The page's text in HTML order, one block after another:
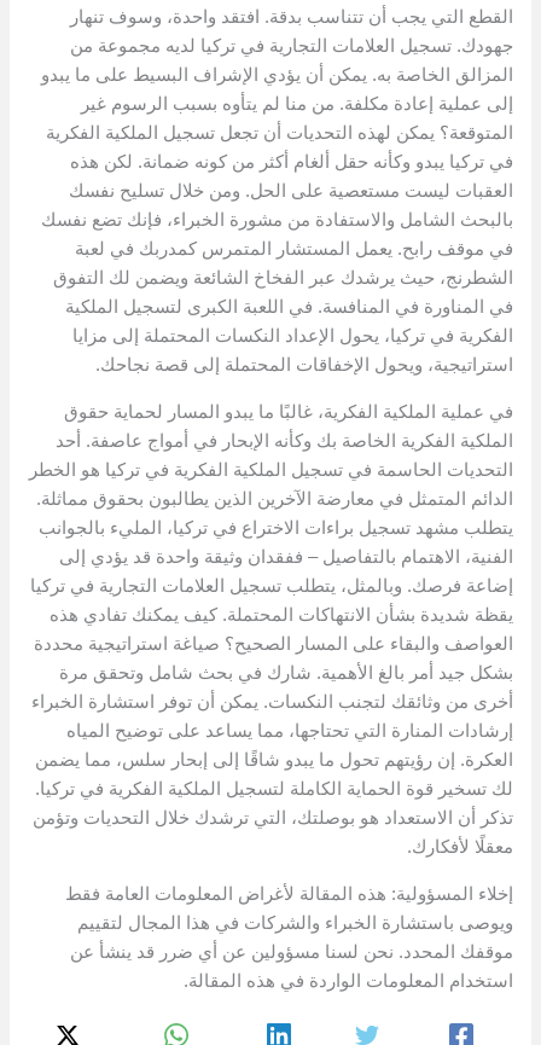
القطع التي يجب أن تتناسب بدقة. افتقد واحدة، وسوف تنهار
جهودك. تسجيل العلامات التجارية في تركيا لديه مجموعة من
المزالق الخاصة به. يمكن أن يؤدي الإشراف البسيط على ما يبدو
إلى عملية إعادة مكلفة. من منا لم يتأوه بسبب الرسوم غير
المتوقعة؟ يمكن لهذه التحديات أن تجعل تسجيل الملكية الفكرية
في تركيا يبدو وكأنه حقل ألغام أكثر من كونه ضمانة. لكن هذه
العقبات ليست مستعصية على الحل. ومن خلال تسليح نفسك
بالبحث الشامل والاستفادة من مشورة الخبراء، فإنك تضع نفسك
في موقف رابح. يعمل المستشار المتمرس كمدربك في لعبة
الشطرنج، حيث يرشدك عبر الفخاخ الشائعة ويضمن لك التفوق
في المناورة في المنافسة. في اللعبة الكبرى لتسجيل الملكية
الفكرية في تركيا، يحول الإعداد النكسات المحتملة إلى مزايا
استراتيجية، ويحول الإخفاقات المحتملة إلى قصة نجاحك.
في عملية الملكية الفكرية، غالبًا ما يبدو المسار لحماية حقوق
الملكية الفكرية الخاصة بك وكأنه الإبحار في أمواج عاصفة. أحد
التحديات الحاسمة في تسجيل الملكية الفكرية في تركيا هو الخطر
الدائم المتمثل في معارضة الآخرين الذين يطالبون بحقوق مماثلة.
يتطلب مشهد تسجيل براءات الاختراع في تركيا، المليء بالجوانب
الفنية، الاهتمام بالتفاصيل – ففقدان وثيقة واحدة قد يؤدي إلى
إضاعة فرصك. وبالمثل، يتطلب تسجيل العلامات التجارية في تركيا
يقظة شديدة بشأن الانتهاكات المحتملة. كيف يمكنك تفادي هذه
العواصف والبقاء على المسار الصحيح؟ صياغة استراتيجية محددة
بشكل جيد أمر بالغ الأهمية. شارك في بحث شامل وتحقق مرة
أخرى من وثائقك لتجنب النكسات. يمكن أن توفر استشارة الخبراء
إرشادات المنارة التي تحتاجها، مما يساعد على توضيح المياه
العكرة. إن رؤيتهم تحول ما يبدو شاقًا إلى إبحار سلس، مما يضمن
لك تسخير قوة الحماية الكاملة لتسجيل الملكية الفكرية في تركيا.
تذكر أن الاستعداد هو بوصلتك، التي ترشدك خلال التحديات وتؤمن
معقلًا لأفكارك.
إخلاء المسؤولية: هذه المقالة لأغراض المعلومات العامة فقط
ويوصى باستشارة الخبراء والشركات في هذا المجال لتقييم
موقفك المحدد. نحن لسنا مسؤولين عن أي ضرر قد ينشأ عن
استخدام المعلومات الواردة في هذه المقالة.